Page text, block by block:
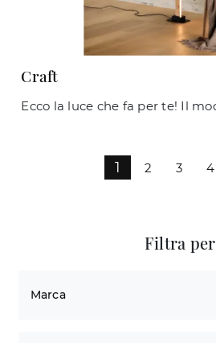
Craft
1 2 3 4
Filtra per
Marca